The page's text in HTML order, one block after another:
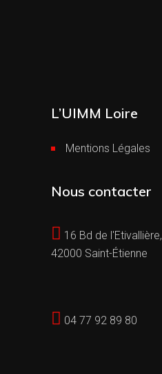
L’UIMM Loire
Mentions Légales
Nous contacter
16 Bd de l'Etivallière,
42000 Saint-Étienne
04 77 92 89 80